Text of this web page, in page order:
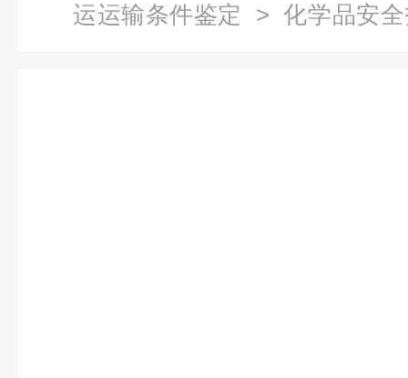
运运输条件鉴定
> 化学品安